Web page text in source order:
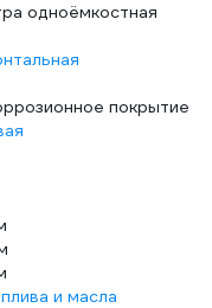
одноёмкостная
покрытие
и масла